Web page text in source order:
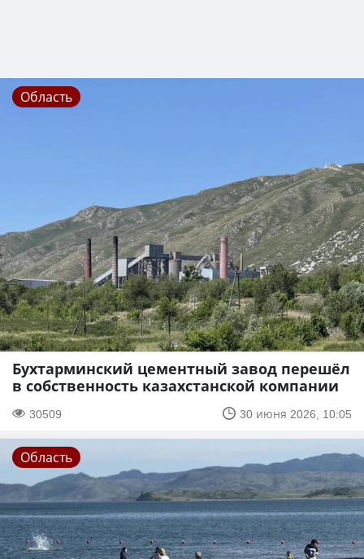
Область
Бухтарминский цементный завод перешёл
в собственность казахстанской компании
30509 30 июня 2026, 10:05
Область